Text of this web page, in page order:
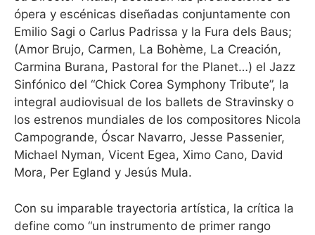
ópera y escénicas diseñadas conjuntamente con
Emilio Sagi o Carlus Padrissa y la Fura dels Baus;
(Amor Brujo, Carmen, La Bohème, La Creación,
Carmina Burana, Pastoral for the Planet…) el Jazz
Sinfónico del “Chick Corea Symphony Tribute”, la
integral audiovisual de los ballets de Stravinsky o
los estrenos mundiales de los compositores Nicola
Campogrande, Óscar Navarro, Jesse Passenier,
Michael Nyman, Vicent Egea, Ximo Cano, David
Mora, Per Egland y Jesús Mula.
Con su imparable trayectoria artística, la crítica la
define como “un instrumento de primer rango